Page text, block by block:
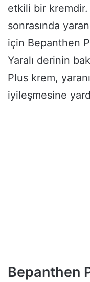
etkili bir
sonrasında
için Bepanthen
Yaralı derinin
Plus krem,
iyileşmesine
Bepanthen